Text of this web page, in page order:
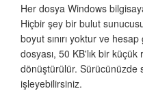
Her dosya Windows
Hiçbir şey bir bulut
boyut sınırı yoktur ve
dosyası, 50 KB'lık bir
dönüştürülür. Sürücünüzde
işleyebilirsiniz.